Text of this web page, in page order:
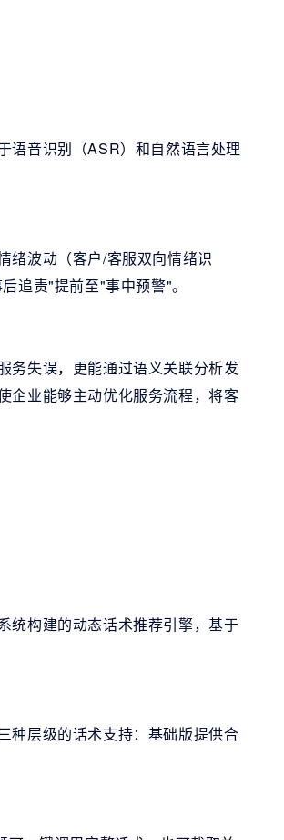
语音识别（ASR）和自然语言处理
绪波动（客户/客服双向情绪识
追责"提前至"事中预警"。
务失误，更能通过语义关联分析发
企业能够主动优化服务流程，将客
统构建的动态话术推荐引擎，基于
种层级的话术支持：基础版提供合